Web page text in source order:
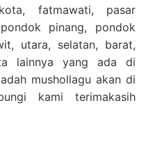
fatmawati, pasar
pinang, pondok
utara, selatan, barat,
lainnya yang ada di
mushollagu akan di
kami terimakasih